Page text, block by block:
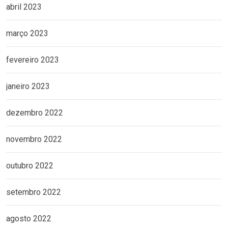
abril 2023
março 2023
fevereiro 2023
janeiro 2023
dezembro 2022
novembro 2022
outubro 2022
setembro 2022
agosto 2022